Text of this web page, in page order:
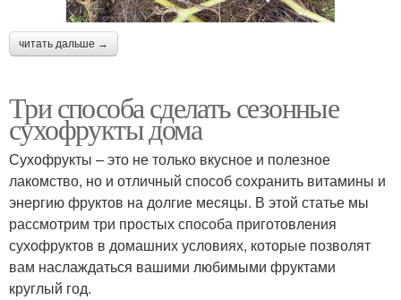
читать дальше →
Три способа сделать сезонные
сухофрукты дома
Сухофрукты – это не только вкусное и полезное
лакомство, но и отличный способ сохранить витамины и
энергию фруктов на долгие месяцы. В этой статье мы
рассмотрим три простых способа приготовления
сухофруктов в домашних условиях, которые позволят
вам наслаждаться вашими любимыми фруктами
круглый год.